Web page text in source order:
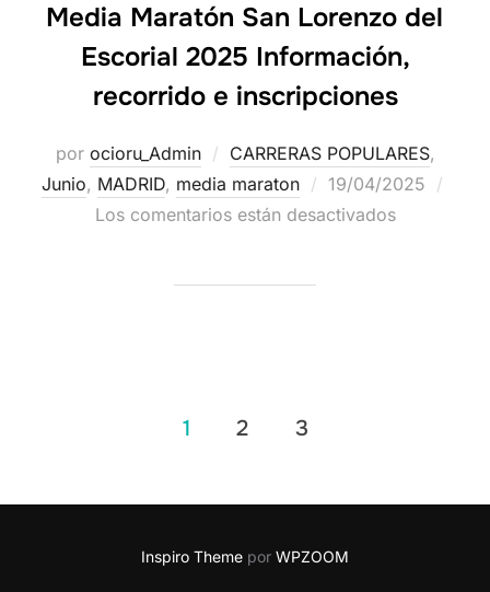
Media Maratón San Lorenzo del
Escorial 2025 Información,
recorrido e inscripciones
por ocioru_Admin CARRERAS POPULARES,
Junio, MADRID, media maraton
19/04/2025
Los comentarios están desactivados
1 2 3
Inspiro Theme por WPZOOM